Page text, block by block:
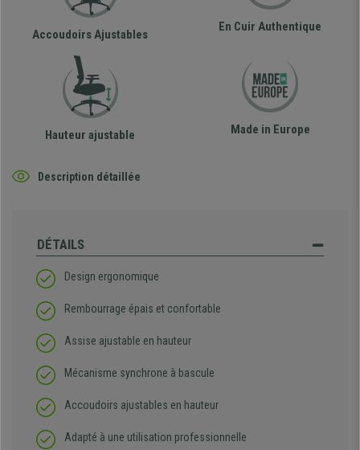
Accoudoirs Ajustables
En Cuir Authentique
Hauteur ajustable Made in Europe
Description détaillée
DÉTAILS
Design ergonomique
Rembourrage épais et confortable
Assise ajustable en hauteur
Mécanisme synchrone à bascule
Accoudoirs ajustables en hauteur
Adapté à une utilisation professionnelle